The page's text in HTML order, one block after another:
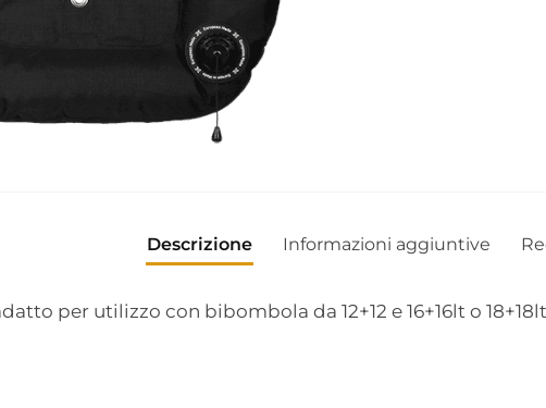
Descrizione Informazioni aggiuntive
per utilizzo con bibombola da 12+12 e 16+16lt o 18+18lt